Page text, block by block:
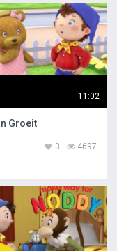
11:02
Groeit
4697
3